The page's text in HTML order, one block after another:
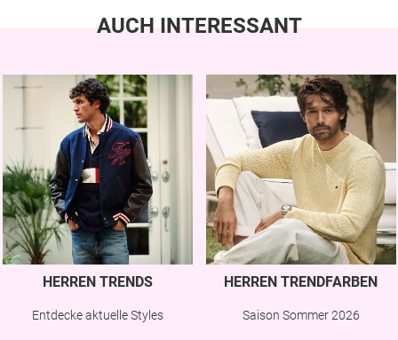
AUCH INTERESSANT
HERREN TRENDS
Entdecke aktuelle Styles
HERREN TRENDFARBEN
Saison Sommer 2026